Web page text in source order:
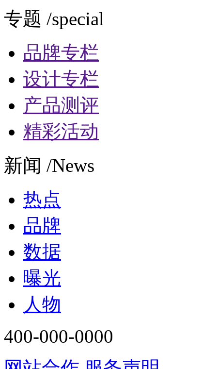
专题 /special
品牌专栏
设计专栏
产品测评
精彩活动
新闻 /News
热点
品牌
数据
曝光
人物
400-000-0000